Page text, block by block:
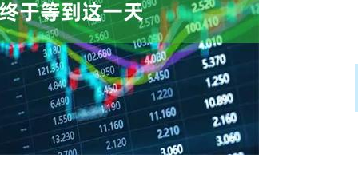
0.93% 北证50 1134.24 11.37